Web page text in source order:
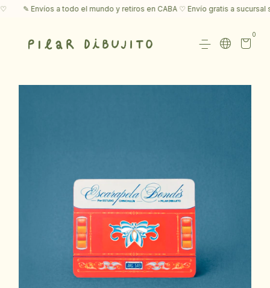
✎ Envíos a todo el mundo y retiros en CABA ♡ Envío gratis a sucursal
0